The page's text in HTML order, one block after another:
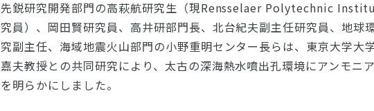
先鋭研究開発部門の高萩航研究生（現Rensselaer Polytechnic
究員）、岡田賢研究員、高井研部門長、北台紀夫副主任研究員、地球
究副主任、海域地震火山部門の小野重明センター長らは、東京大学大
嘉夫教授との共同研究により、太古の深海熱水噴出孔環境にアンモニ
を明らかにしました。